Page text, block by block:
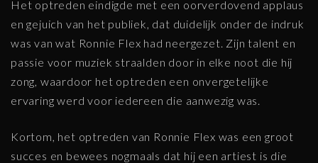
Het optreden eindigde met een oorverdovend applaus
en gejuich van het publiek, dat duidelijk onder de indruk
was van wat Ronnie Flex had neergezet. Zijn talent en
passie voor muziek straalden door in elke noot die hij
zong, waardoor het optreden een onvergetelijke
ervaring werd voor iedereen die aanwezig was.
Kortom, het optreden van Ronnie Flex was een groot
succes en bewees nogmaals dat hij een artiest is die